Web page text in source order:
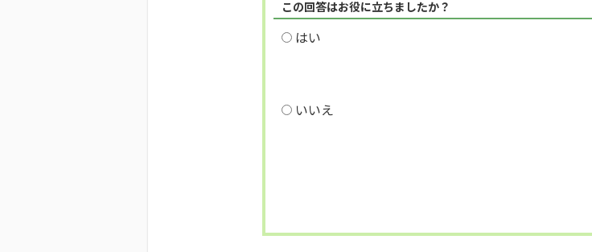
この回答はお役に立ちましたか？
はい
いいえ